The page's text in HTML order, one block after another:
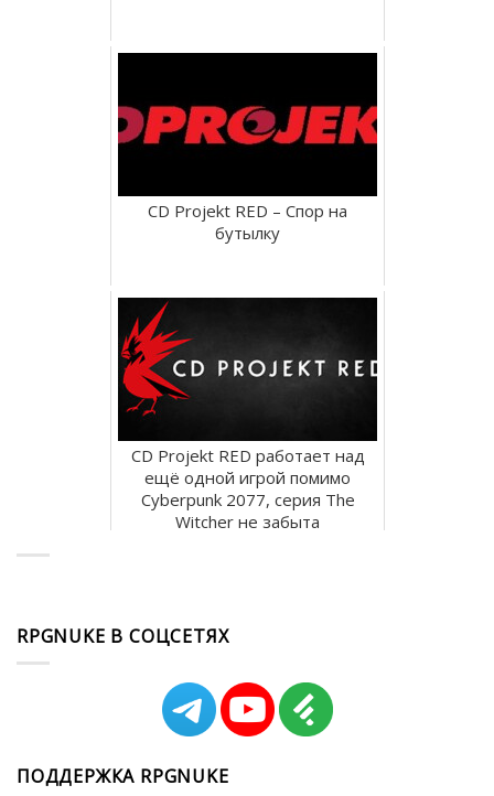
CD Projekt RED – Спор на
бутылку
CD Projekt RED работает над
ещё одной игрой помимо
Cyberpunk 2077, серия The
Witcher не забыта
RPGNUKE В СОЦСЕТЯХ
ПОДДЕРЖКА RPGNUKE